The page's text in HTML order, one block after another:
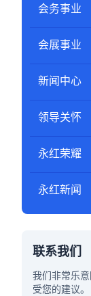
会务事业
会展事业
新闻中心
领导关怀
永红荣耀
永红新闻
联系我们
我们非常乐
受您的建议。